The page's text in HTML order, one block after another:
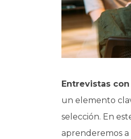
Entrevistas con
un elemento
selección. En
aprenderemos